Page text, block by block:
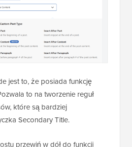
jest to, że posiada funkcję
to na tworzenie reguł
które są bardziej